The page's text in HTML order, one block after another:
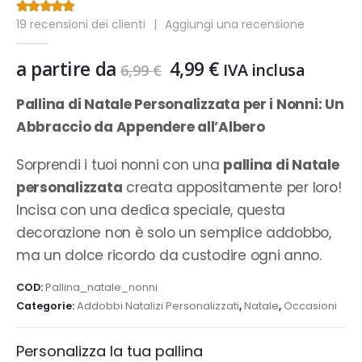
4.53Di 5
19 recensioni dei clienti | Aggiungi una recensione
a partire da 6,99€ Il
prezzo
originale
era:
6,99 €.
4,99 €Il
attuale
è:
4,99 €.
IVA inclusa
Pallina di Natale Personalizzata per i Nonni: Un
Abbraccio da Appendere all’Albero
Sorprendi i tuoi nonni con una pallina di Natale
personalizzata creata appositamente per loro!
Incisa con una dedica speciale, questa
decorazione non è solo un semplice addobbo,
ma un dolce ricordo da custodire ogni anno.
COD:Pallina_natale_nonni
Categorie:Addobbi Natalizi Personalizzati,Natale, Occasioni
Personalizza la tua pallina